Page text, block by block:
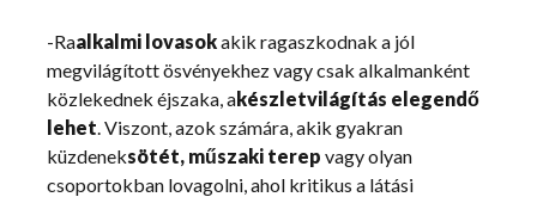
-Raalkalmi lovasokakik ragaszkodnak a jól
megvilágított ösvényekhez vagy csak alkalmanként
közlekednek éjszaka, akészletvilágítás elegendő
lehet. Viszont, azok számára, akik gyakran
küzdeneksötét, műszaki terep vagy olyan
csoportokban lovagolni, ahol kritikus a látási